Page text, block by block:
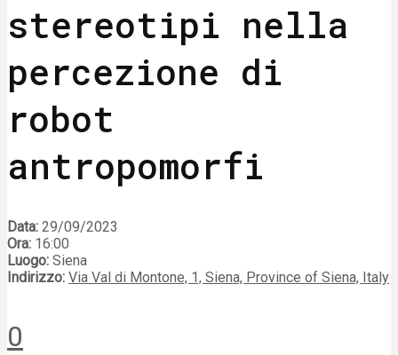
stereotipi nella
percezione di
robot
antropomorfi
Data: 29/09/2023
Ora: 16:00
Luogo: Siena
Indirizzo: Via Val di Montone, 1, Siena, Province of Siena, Italy
0